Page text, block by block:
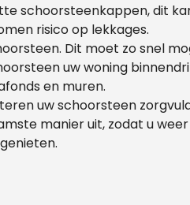
schoorsteenkappen, dit
risico op lekkages.
Dit moet zo snel
uw woning
en muren.
uw schoorsteen
manier uit, zodat u